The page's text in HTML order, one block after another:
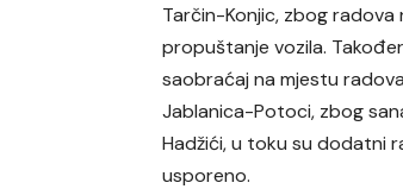
Tarčin-Konjic, zbog radova
propuštanje vozila.
saobraćaj na mjestu
Jablanica-Potoci, zbog
Hadžići, u toku su dodatni
usporeno.